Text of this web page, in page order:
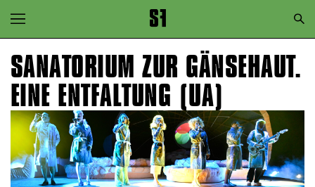
Zur Hauptnavigation springen
Zum Hauptinhalt springen
Zum Footer springen
SANATORIUM ZUR GÄNSEHAUT.
EINE ENTFALTUNG (UA)